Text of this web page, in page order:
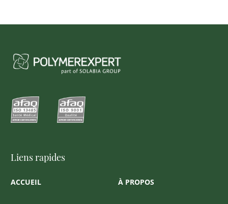
Liens rapides
ACCUEIL À PROPOS